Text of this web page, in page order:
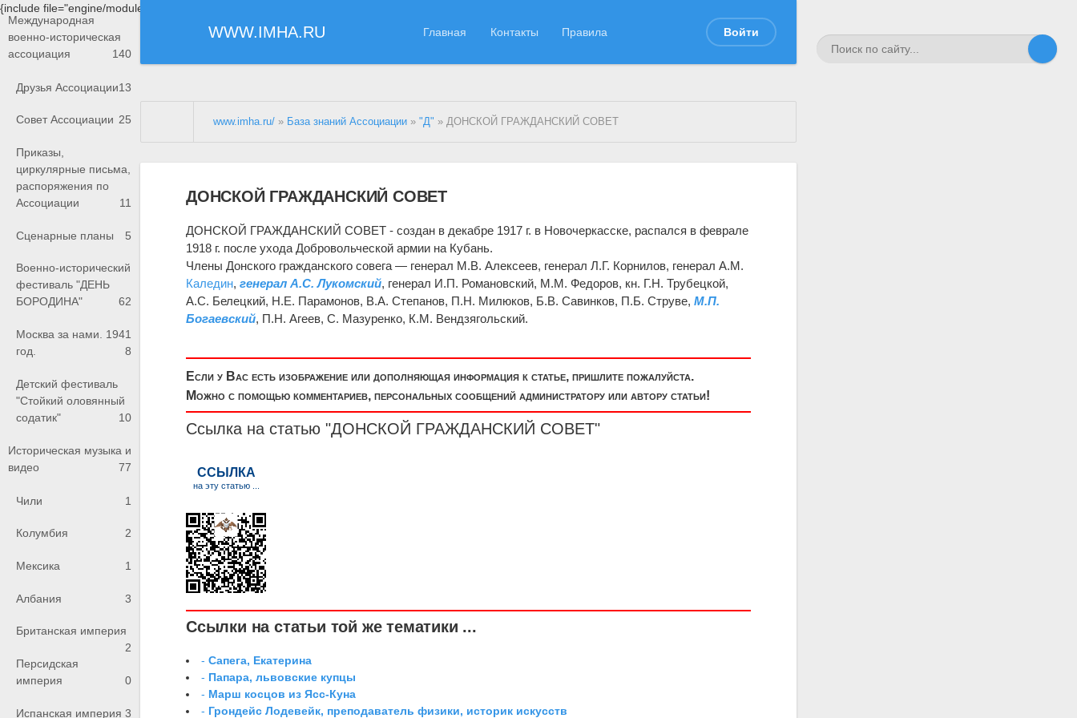
{include file="engine/modules/saperu/head.php"}
WWW.IMHA.RU Главная Контакты Правила Войти
Международная
военно-историческая
ассоциация
140
Друзья Ассоциации13
Совет Ассоциации 25
Приказы,
циркулярные письма,
распоряжения по
Ассоциации
11
Сценарные планы 5
Военно-исторический
фестиваль "ДЕНЬ
БОРОДИНА"
62
Москва за нами. 1941
год.
8
Детский фестиваль
"Стойкий оловянный
содатик"
10
Историческая музыка и
видео
77
Чили 1
Колумбия 2
Мексика 1
Албания 3
Британская империя
2
Персидская
империя
0
Испанская империя 3
www.imha.ru/ » База знаний Ассоциации »"Д" » ДОНСКОЙ ГРАЖДАНСКИЙ СОВЕТ
ДОНСКОЙ ГРАЖДАНСКИЙ СОВЕТ
ДОНСКОЙ ГРАЖДАНСКИЙ СОВЕТ - создан в декабре 1917 г. в Новочеркасске, распался в феврале
1918 г. после ухода Добровольческой армии на Кубань.
Члены Донского гражданского совега — генерал М.В. Алексеев, генерал Л.Г. Корнилов, генерал A.M.
Каледин,генерал А.С. Лукомский, генерал И.П. Романовский, М.М. Федоров, кн. Г.Н. Трубецкой,
А.С. Белецкий, Н.Е. Парамонов, В.А. Степанов, П.Н. Милюков, Б.В. Савинков, П.Б. Струве,М.П.
Богаевский, П.Н. Агеев, С. Мазуренко, К.М. Вендзягольский.
Если у Вас есть изображение или дополняющая информация к статье, пришлите пожалуйста.
Можно с помощью комментариев, персональных сообщений администратору или автору статьи!
Ссылка на статью "ДОНСКОЙ ГРАЖДАНСКИЙ СОВЕТ"
Ссылки на статьи той же тематики ...
-Сапега, Екатерина
- Папара, львовские купцы
- Марш косцов из Ясс-Куна
- Грондейс Лодевейк, преподаватель физики, историк искусств